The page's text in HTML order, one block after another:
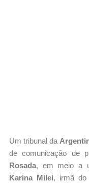
Um tribunal da
de comunicação de
Rosada, em meio a
Karina Milei, irmã do